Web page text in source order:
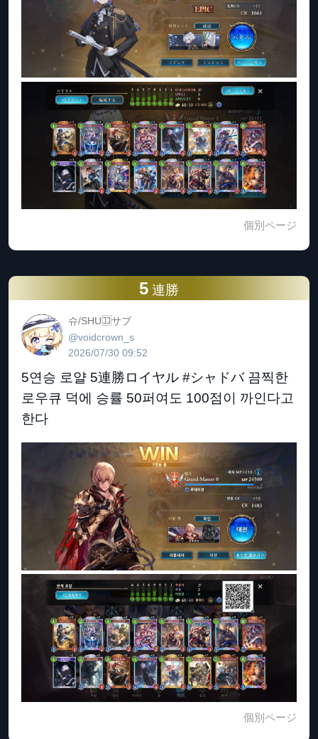
個別ページ
5 連勝
슈/SHU🈁️サブ
@voidcrown_s
2026/07/30 09:52
5연승 로얄 5連勝ロイヤル #シャドバ 끔찍한
로우큐 덕에 승률 50퍼여도 100점이 까인다고
한다
個別ページ